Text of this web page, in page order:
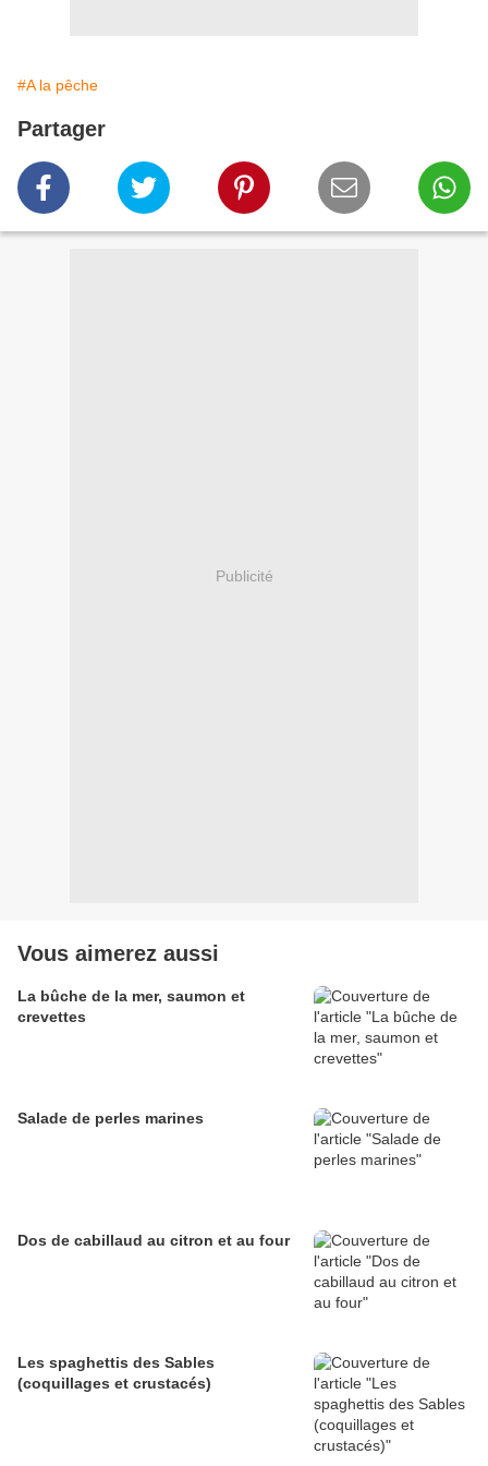
#A la pêche
Partager
Publicité
Vous aimerez aussi
La bûche de la mer, saumon et
crevettes
Salade de perles marines
Dos de cabillaud au citron et au four
Les spaghettis des Sables
(coquillages et crustacés)